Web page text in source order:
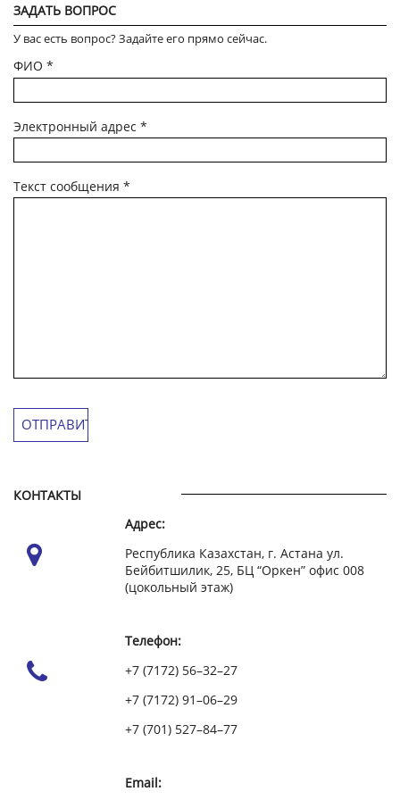
ЗАДАТЬ ВОПРОС
У вас есть вопрос? Задайте его прямо сейчас.
ФИО *
Электронный адрес *
Текст сообщения *
КОНТАКТЫ
Адрес:
Республика Казахстан, г. Астана ул.
Бейбитшилик, 25, БЦ “Оркен” офис 008
(цокольный этаж)
Телефон:
+7 (7172) 56–32–27
+7 (7172) 91–06–29
+7 (701) 527–84–77
Email: